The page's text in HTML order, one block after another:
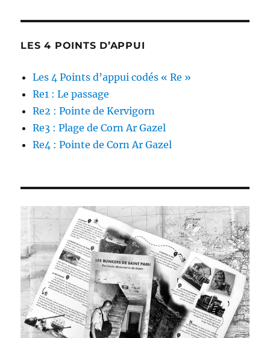
LES 4 POINTS D’APPUI
Les 4 Points d’appui codés « Re »
Re1 : Le passage
Re2 : Pointe de Kervigorn
Re3 : Plage de Corn Ar Gazel
Re4 : Pointe de Corn Ar Gazel